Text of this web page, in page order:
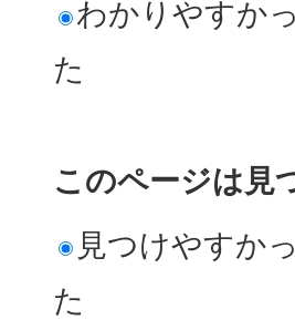
ですか？
が。
国民健康保険
わかりやすか
た
このページは見
見つけやすか
た